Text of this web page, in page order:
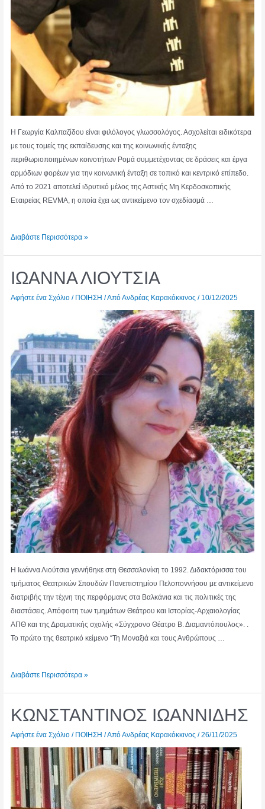
Η Γεωργία Καλπαζίδου είναι φιλόλογος γλωσσολόγος. Ασχολείται ειδικότερα
με τους τομείς της εκπαίδευσης και της κοινωνικής ένταξης
περιθωριοποιημένων κοινοτήτων Ρομά συμμετέχοντας σε δράσεις και έργα
αρμόδιων φορέων για την κοινωνική ένταξη σε τοπικό και κεντρικό επίπεδο.
Από το 2021 αποτελεί ιδρυτικό μέλος της Αστικής Μη Κερδοσκοπικής
Εταιρείας REVMA, η οποία έχει ως αντικείμενο τον σχεδίασμά …
ΓΕΩΡΓΙΑ
Διαβάστε Περισσότερα »
ΙΩΑΝΝΑ ΛΙΟΥΤΣΙΑ
Αφήστε ένα Σχόλιο / ΠΟΙΗΣΗ / ΑπόΑνδρέας Καρακόκκινος / 10/12/2025
Η Ιωάννα Λιούτσια γεννήθηκε στη Θεσσαλονίκη το 1992. Διδακτόρισσα του
τμήματος Θεατρικών Σπουδών Πανεπιστημίου Πελοποννήσου με αντικείμενο
διατριβής την τέχνη της περφόρμανς στα Βαλκάνια και τις πολιτικές της
διαστάσεις. Απόφοιτη των τμημάτων Θεάτρου και Ιστορίας-Αρχαιολογίας
ΑΠΘ και της Δραματικής σχολής «Σύγχρονο Θέατρο Β. Διαμαντόπουλος». .
Το πρώτο της θεατρικό κείμενο “Τη Μοναξιά και τους Ανθρώπους …
ΙΩΑΝΝΑ
Διαβάστε Περισσότερα »
ΚΩΝΣΤΑΝΤΙΝΟΣ ΙΩΑΝΝΙΔΗΣ
Αφήστε ένα Σχόλιο / ΠΟΙΗΣΗ / ΑπόΑνδρέας Καρακόκκινος /26/11/2025